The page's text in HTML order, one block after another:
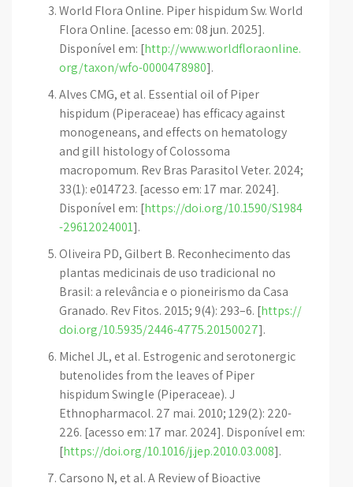
World Flora Online. Piper hispidum Sw. World
Flora Online. [acesso em: 08 jun. 2025].
Disponível em: [http://www.worldfloraonline.
org/taxon/wfo-0000478980].
Alves CMG, et al. Essential oil of Piper
hispidum (Piperaceae) has efficacy against
monogeneans, and effects on hematology
and gill histology of Colossoma
macropomum. Rev Bras Parasitol Veter. 2024;
33(1): e014723. [acesso em: 17 mar. 2024].
Disponível em: [https://doi.org/10.1590/S1984
-29612024001].
Oliveira PD, Gilbert B. Reconhecimento das
plantas medicinais de uso tradicional no
Brasil: a relevância e o pioneirismo da Casa
Granado. Rev Fitos. 2015; 9(4): 293–6. [https://
doi.org/10.5935/2446-4775.20150027].
Michel JL, et al. Estrogenic and serotonergic
butenolides from the leaves of Piper
hispidum Swingle (Piperaceae). J
Ethnopharmacol. 27 mai. 2010; 129(2): 220-
226. [acesso em: 17 mar. 2024]. Disponível em:
[https://doi.org/10.1016/j.jep.2010.03.008].
Carsono N, et al. A Review of Bioactive